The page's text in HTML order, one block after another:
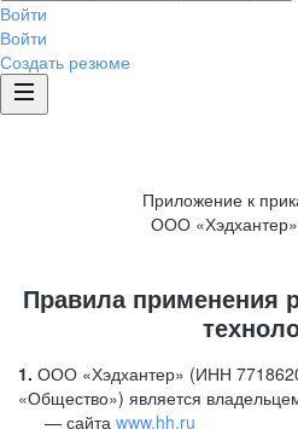
Войти
Войти
Создать резюме
Приложение к
ООО
Правила применения
1. ООО «Хэдхантер» (ИНН
«Общество») является
сайта www.hh.ru